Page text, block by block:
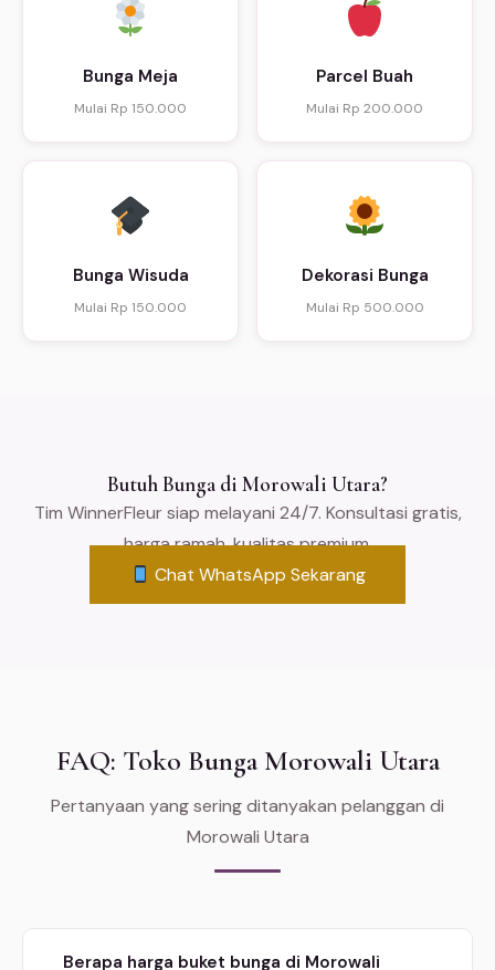
Bunga Meja
Mulai Rp 150.000
Parcel Buah
Mulai Rp 200.000
Bunga Wisuda
Mulai Rp 150.000
Dekorasi Bunga
Mulai Rp 500.000
Butuh Bunga di Morowali Utara?
Tim WinnerFleur siap melayani 24/7. Konsultasi gratis,
harga ramah, kualitas premium.
Chat WhatsApp Sekarang
FAQ: Toko Bunga Morowali Utara
Pertanyaan yang sering ditanyakan pelanggan di
Morowali Utara
Berapa harga buket bunga di Morowali